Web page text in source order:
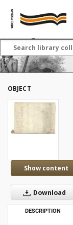
OBJECT
Show content
Download
DESCRIPTION